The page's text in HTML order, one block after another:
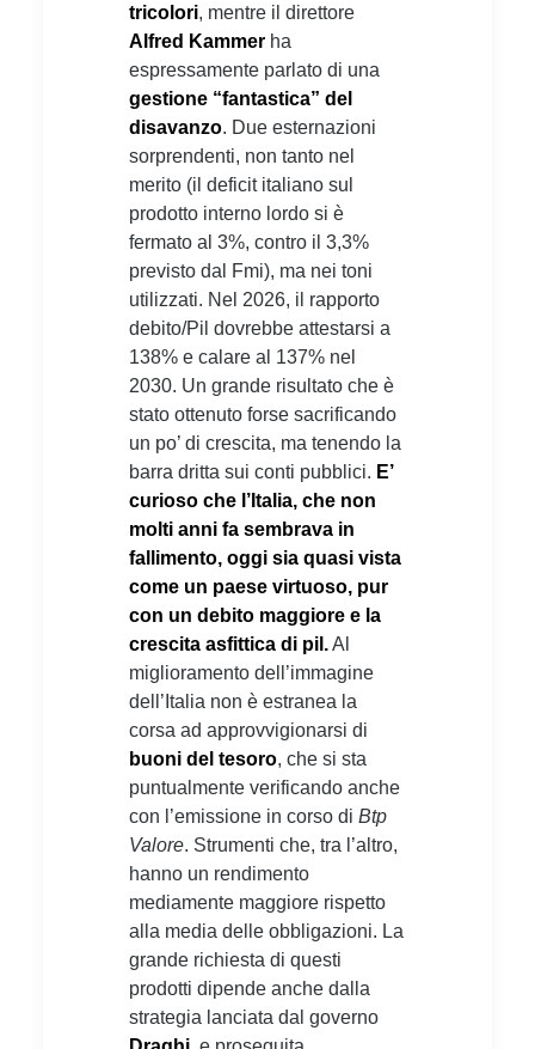
tricolori, mentre il direttore
Alfred Kammer ha
espressamente parlato di una
gestione “fantastica” del
disavanzo. Due esternazioni
sorprendenti, non tanto nel
merito (il deficit italiano sul
prodotto interno lordo si è
fermato al 3%, contro il 3,3%
previsto dal Fmi), ma nei toni
utilizzati. Nel 2026, il rapporto
debito/Pil dovrebbe attestarsi a
138% e calare al 137% nel
2030. Un grande risultato che è
stato ottenuto forse sacrificando
un po’ di crescita, ma tenendo la
barra dritta sui conti pubblici. E’
curioso che l’Italia, che non
molti anni fa sembrava in
fallimento, oggi sia quasi vista
come un paese virtuoso, pur
con un debito maggiore e la
crescita asfittica di pil.Al
miglioramento dell’immagine
dell’Italia non è estranea la
corsa ad approvvigionarsi di
buoni del tesoro, che si sta
puntualmente verificando anche
con l’emissione in corso di Btp
Valore. Strumenti che, tra l’altro,
hanno un rendimento
mediamente maggiore rispetto
alla media delle obbligazioni. La
grande richiesta di questi
prodotti dipende anche dalla
strategia lanciata dal governo